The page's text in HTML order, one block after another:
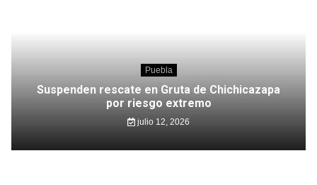
Puebla
Suspenden rescate en Gruta de Chichicazapa
por riesgo extremo
julio 12, 2026